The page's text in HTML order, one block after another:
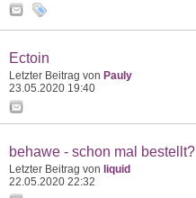
Ectoin
Letzter Beitrag von Pauly
23.05.2020 19:40
behawe - schon mal bestellt?
Letzter Beitrag von liquid
22.05.2020 22:32